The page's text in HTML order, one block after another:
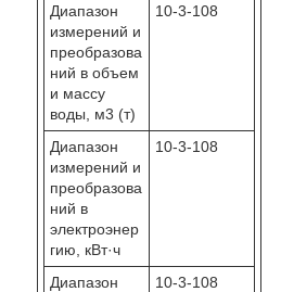
Диапазон
измерений и
преобразова
ний в объем
и массу
воды, м3 (т)
10-3-108
Диапазон
измерений и
преобразова
ний в
электроэнер
гию, кВт·ч
10-3-108
Диапазон
10-3-108